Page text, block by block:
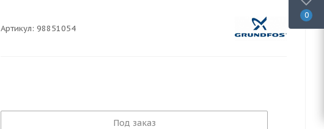
Артикул: 98851054
Под заказ
0